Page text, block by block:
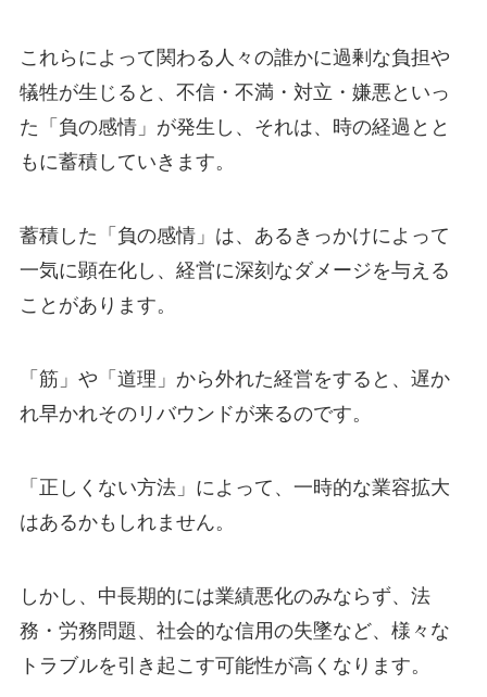
これらによって関わる人々の誰かに過剰な負担や
犠牲が生じると、不信・不満・対立・嫌悪といっ
た「負の感情」が発生し、それは、時の経過とと
もに蓄積していきます。
蓄積した「負の感情」は、あるきっかけによって
一気に顕在化し、経営に深刻なダメージを与える
ことがあります。
「筋」や「道理」から外れた経営をすると、遅か
れ早かれそのリバウンドが来るのです。
「正しくない方法」によって、一時的な業容拡大
はあるかもしれません。
しかし、中長期的には業績悪化のみならず、法
務・労務問題、社会的な信用の失墜など、様々な
トラブルを引き起こす可能性が高くなります。